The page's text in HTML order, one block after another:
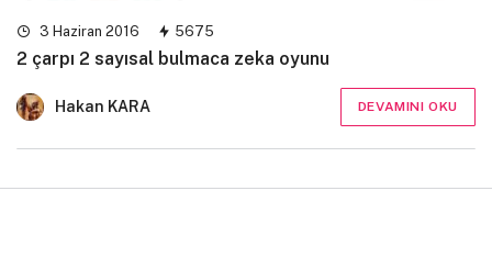
3 Haziran 2016 5675
2 çarpı 2 sayısal bulmaca zeka oyunu
Hakan KARA DEVAMINI OKU